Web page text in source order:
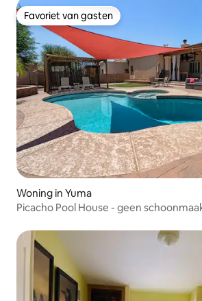
Favoriet van gasten
Favoriet van gasten
Woning in Yuma
Picacho Pool House - geen